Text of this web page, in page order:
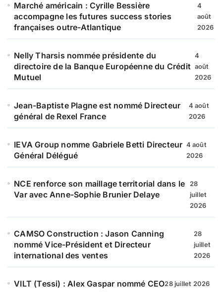
Marché américain : Cyrille Bessière
accompagne les futures success stories
françaises outre-Atlantique
4
août
2026
Nelly Tharsis nommée présidente du
directoire de la Banque Européenne du Crédit
Mutuel
4
août
2026
Jean-Baptiste Plagne est nommé Directeur
général de Rexel France
4 août
2026
IEVA Group nomme Gabriele Betti Directeur
Général Délégué
4 août
2026
NCE renforce son maillage territorial dans le
Var avec Anne-Sophie Brunier Delaye
28
juillet
2026
CAMSO Construction : Jason Canning
nommé Vice-Président et Directeur
international des ventes
28
juillet
2026
VILT (Tessi) : Alex Gaspar nommé CEO28 juillet 2026